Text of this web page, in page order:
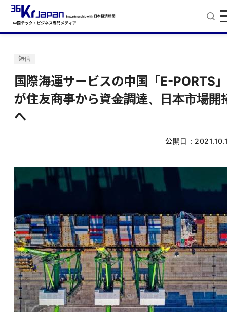
短信
国際海運サービスの中国「E-PORTS」
が住友商事から資金調達、日本市場開
へ
公開日：